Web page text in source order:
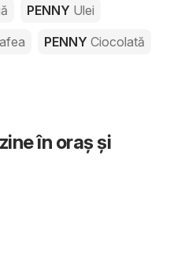
PENNY Ulei
PENNY Ciocolată
în oraş şi